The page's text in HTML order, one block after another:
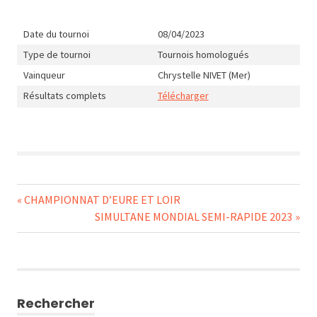
Date du tournoi
08/04/2023
Type de tournoi
Tournois homologués
Vainqueur
Chrystelle NIVET (Mer)
Résultats complets
Télécharger
Navigation
de
Previous
CHAMPIONNAT D’EURE ET LOIR
Next
Post:
SIMULTANE MONDIAL SEMI-RAPIDE 2023
Rechercher